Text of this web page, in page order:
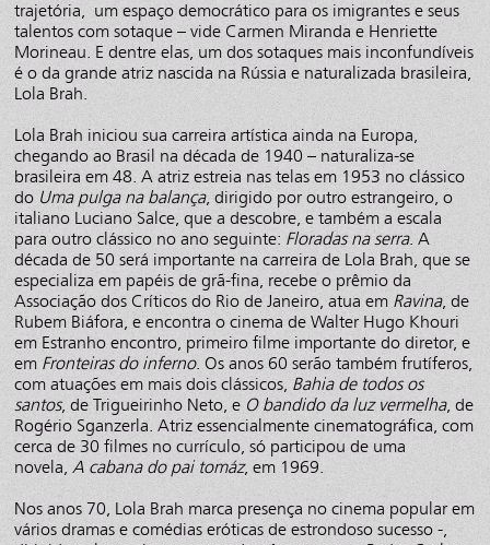
trajetória, um espaço democrático para os imigrantes e seus
talentos com sotaque – vide Carmen Miranda e Henriette
Morineau. E dentre elas, um dos sotaques mais inconfundíveis
é o da grande atriz nascida na Rússia e naturalizada brasileira,
Lola Brah.
Lola Brah iniciou sua carreira artística ainda na Europa,
chegando ao Brasil na década de 1940 – naturaliza-se
brasileira em 48. A atriz estreia nas telas em 1953 no clássico
do Uma pulga na balança, dirigido por outro estrangeiro, o
italiano Luciano Salce, que a descobre, e também a escala
para outro clássico no ano seguinte: Floradas na serra. A
década de 50 será importante na carreira de Lola Brah, que se
especializa em papéis de grã-fina, recebe o prêmio da
Associação dos Críticos do Rio de Janeiro, atua em Ravina, de
Rubem Biáfora, e encontra o cinema de Walter Hugo Khouri
em Estranho encontro, primeiro filme importante do diretor, e
em Fronteiras do inferno. Os anos 60 serão também frutíferos,
com atuações em mais dois clássicos, Bahia de todos os
santos, de Trigueirinho Neto, e O bandido da luz vermelha, de
Rogério Sganzerla. Atriz essencialmente cinematográfica, com
cerca de 30 filmes no currículo, só participou de uma
novela, A cabana do pai tomáz, em 1969.
Nos anos 70, Lola Brah marca presença no cinema popular em
vários dramas e comédias eróticas de estrondoso sucesso -,